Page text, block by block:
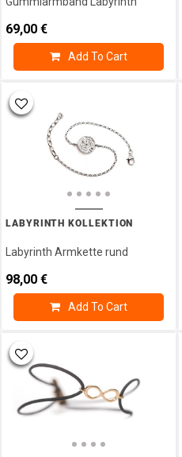
69,00 €
Add To Cart
LABYRINTH KOLLEKTION
Labyrinth Armkette rund
98,00 €
Add To Cart